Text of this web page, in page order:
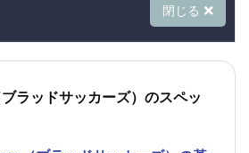
閉じる
ラッドサッカーズ）のスペッ